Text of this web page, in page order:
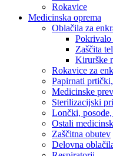
Rokavice
Medicinska oprema
Oblačila za
Pokrivalo
Zaščita
Kirurške
Rokavice za
Papirnati
Medicinske
Sterilizacijski
Lončki, posode,
Ostali
Zaščitna obutev
Delovna